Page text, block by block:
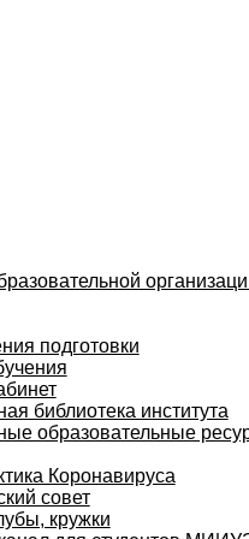
подготовки
библиотека института
образовательные
Коронавируса
совет
кружки